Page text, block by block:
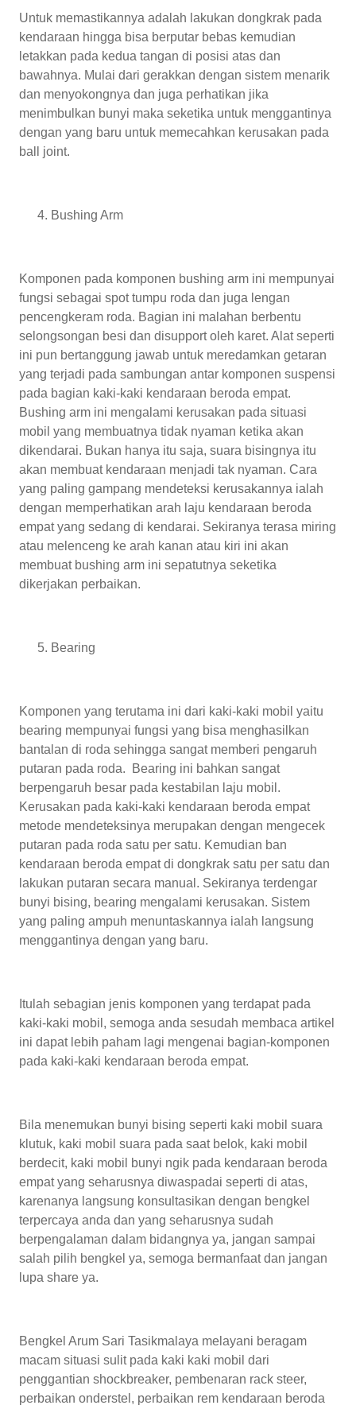
Untuk memastikannya adalah lakukan dongkrak pada
kendaraan hingga bisa berputar bebas kemudian
letakkan pada kedua tangan di posisi atas dan
bawahnya. Mulai dari gerakkan dengan sistem menarik
dan menyokongnya dan juga perhatikan jika
menimbulkan bunyi maka seketika untuk menggantinya
dengan yang baru untuk memecahkan kerusakan pada
ball joint.
Bushing Arm
Komponen pada komponen bushing arm ini mempunyai
fungsi sebagai spot tumpu roda dan juga lengan
pencengkeram roda. Bagian ini malahan berbentu
selongsongan besi dan disupport oleh karet. Alat seperti
ini pun bertanggung jawab untuk meredamkan getaran
yang terjadi pada sambungan antar komponen suspensi
pada bagian kaki-kaki kendaraan beroda empat.
Bushing arm ini mengalami kerusakan pada situasi
mobil yang membuatnya tidak nyaman ketika akan
dikendarai. Bukan hanya itu saja, suara bisingnya itu
akan membuat kendaraan menjadi tak nyaman. Cara
yang paling gampang mendeteksi kerusakannya ialah
dengan memperhatikan arah laju kendaraan beroda
empat yang sedang di kendarai. Sekiranya terasa miring
atau melenceng ke arah kanan atau kiri ini akan
membuat bushing arm ini sepatutnya seketika
dikerjakan perbaikan.
Bearing
Komponen yang terutama ini dari kaki-kaki mobil yaitu
bearing mempunyai fungsi yang bisa menghasilkan
bantalan di roda sehingga sangat memberi pengaruh
putaran pada roda. Bearing ini bahkan sangat
berpengaruh besar pada kestabilan laju mobil.
Kerusakan pada kaki-kaki kendaraan beroda empat
metode mendeteksinya merupakan dengan mengecek
putaran pada roda satu per satu. Kemudian ban
kendaraan beroda empat di dongkrak satu per satu dan
lakukan putaran secara manual. Sekiranya terdengar
bunyi bising, bearing mengalami kerusakan. Sistem
yang paling ampuh menuntaskannya ialah langsung
menggantinya dengan yang baru.
Itulah sebagian jenis komponen yang terdapat pada
kaki-kaki mobil, semoga anda sesudah membaca artikel
ini dapat lebih paham lagi mengenai bagian-komponen
pada kaki-kaki kendaraan beroda empat.
Bila menemukan bunyi bising seperti kaki mobil suara
klutuk, kaki mobil suara pada saat belok, kaki mobil
berdecit, kaki mobil bunyi ngik pada kendaraan beroda
empat yang seharusnya diwaspadai seperti di atas,
karenanya langsung konsultasikan dengan bengkel
terpercaya anda dan yang seharusnya sudah
berpengalaman dalam bidangnya ya, jangan sampai
salah pilih bengkel ya, semoga bermanfaat dan jangan
lupa share ya.
Bengkel Arum Sari Tasikmalaya melayani beragam
macam situasi sulit pada kaki kaki mobil dari
penggantian shockbreaker, pembenaran rack steer,
perbaikan onderstel, perbaikan rem kendaraan beroda